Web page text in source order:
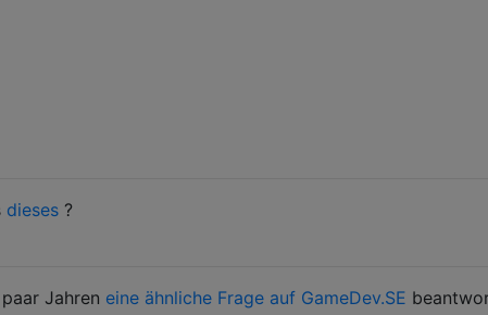
dieses ?
Jahren eine ähnliche Frage auf GameDev.SE